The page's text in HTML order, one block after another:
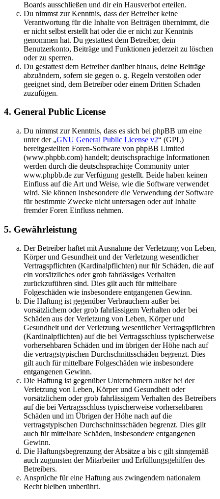
Boards ausschließen und dir ein Hausverbot erteilen.
Du nimmst zur Kenntnis, dass der Betreiber keine
Verantwortung für die Inhalte von Beiträgen übernimmt, die
er nicht selbst erstellt hat oder die er nicht zur Kenntnis
genommen hat. Du gestattest dem Betreiber, dein
Benutzerkonto, Beiträge und Funktionen jederzeit zu löschen
oder zu sperren.
Du gestattest dem Betreiber darüber hinaus, deine Beiträge
abzuändern, sofern sie gegen o. g. Regeln verstoßen oder
geeignet sind, dem Betreiber oder einem Dritten Schaden
zuzufügen.
4. General Public License
Du nimmst zur Kenntnis, dass es sich bei phpBB um eine
unter der „GNU General Public License v2“ (GPL)
bereitgestellten Foren-Software von phpBB Limited
(www.phpbb.com) handelt; deutschsprachige Informationen
werden durch die deutschsprachige Community unter
www.phpbb.de zur Verfügung gestellt. Beide haben keinen
Einfluss auf die Art und Weise, wie die Software verwendet
wird. Sie können insbesondere die Verwendung der Software
für bestimmte Zwecke nicht untersagen oder auf Inhalte
fremder Foren Einfluss nehmen.
5. Gewährleistung
Der Betreiber haftet mit Ausnahme der Verletzung von Leben,
Körper und Gesundheit und der Verletzung wesentlicher
Vertragspflichten (Kardinalpflichten) nur für Schäden, die auf
ein vorsätzliches oder grob fahrlässiges Verhalten
zurückzuführen sind. Dies gilt auch für mittelbare
Folgeschäden wie insbesondere entgangenen Gewinn.
Die Haftung ist gegenüber Verbrauchern außer bei
vorsätzlichem oder grob fahrlässigem Verhalten oder bei
Schäden aus der Verletzung von Leben, Körper und
Gesundheit und der Verletzung wesentlicher Vertragspflichten
(Kardinalpflichten) auf die bei Vertragsschluss typischerweise
vorhersehbaren Schäden und im übrigen der Höhe nach auf
die vertragstypischen Durchschnittsschäden begrenzt. Dies
gilt auch für mittelbare Folgeschäden wie insbesondere
entgangenen Gewinn.
Die Haftung ist gegenüber Unternehmern außer bei der
Verletzung von Leben, Körper und Gesundheit oder
vorsätzlichem oder grob fahrlässigem Verhalten des Betreibers
auf die bei Vertragsschluss typischerweise vorhersehbaren
Schäden und im Übrigen der Höhe nach auf die
vertragstypischen Durchschnittsschäden begrenzt. Dies gilt
auch für mittelbare Schäden, insbesondere entgangenen
Gewinn.
Die Haftungsbegrenzung der Absätze a bis c gilt sinngemäß
auch zugunsten der Mitarbeiter und Erfüllungsgehilfen des
Betreibers.
Ansprüche für eine Haftung aus zwingendem nationalem
Recht bleiben unberührt.